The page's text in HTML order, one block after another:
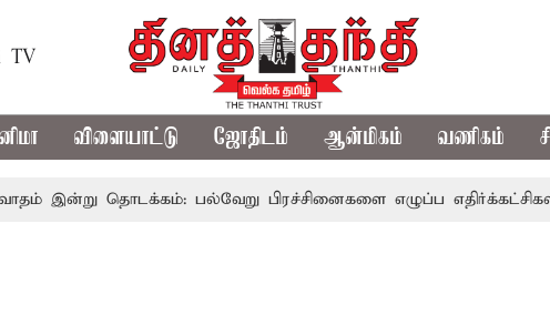
TV
விளையாட்டு ஜோதிடம் ஆன்மிகம் வணிகம்
தொடக்கம்: பல்வேறு பிரச்சினைகளை எழுப்ப எதிர்க்கட்சிகள்